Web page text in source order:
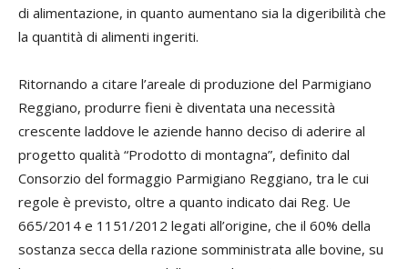
di alimentazione, in quanto aumentano sia la digeribilità che
la quantità di alimenti ingeriti.
Ritornando a citare l’areale di produzione del Parmigiano
Reggiano, produrre fieni è diventata una necessità
crescente laddove le aziende hanno deciso di aderire al
progetto qualità “Prodotto di montagna”, definito dal
Consorzio del formaggio Parmigiano Reggiano, tra le cui
regole è previsto, oltre a quanto indicato dai Reg. Ue
665/2014 e 1151/2012 legati all’origine, che il 60% della
sostanza secca della razione somministrata alle bovine, su